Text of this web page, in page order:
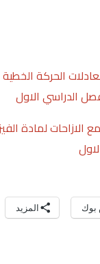
الحركة الخطية
الدراسي الاول
الازاحات لمادة
المزيد